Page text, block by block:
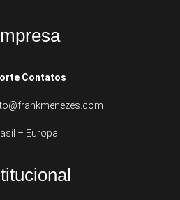
Contatos
– Europa